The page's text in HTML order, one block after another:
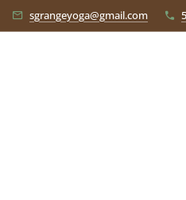
sgrangeyoga@gmail.com